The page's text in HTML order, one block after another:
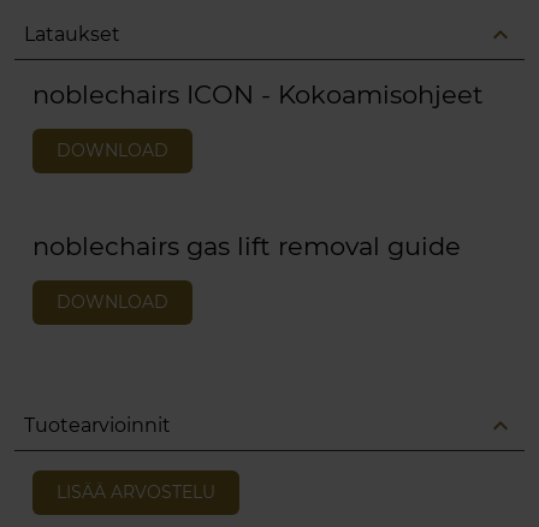
Lataukset expand_less
noblechairs ICON - Kokoamisohjeet
DOWNLOAD
noblechairs gas lift removal guide
DOWNLOAD
Tuotearvioinnit expand_less
LISÄÄ ARVOSTELU